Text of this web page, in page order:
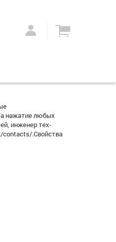
нажатие любых
инженер тех-
contacts/.Свойства